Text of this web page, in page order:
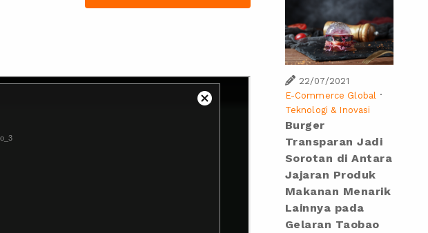
22/07/2021
E-Commerce Global
·
Teknologi & Inovasi
Burger
Transparan Jadi
Sorotan di Antara
Jajaran Produk
Makanan Menarik
Lainnya pada
Gelaran Taobao